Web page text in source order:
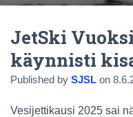
JetSki
käynnisti
Published by SJSL on
Vesijettikausi 2025 sai